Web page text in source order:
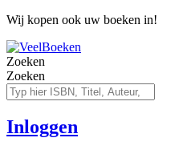
Wij kopen ook uw boeken in!
Zoeken
Zoeken
Inloggen